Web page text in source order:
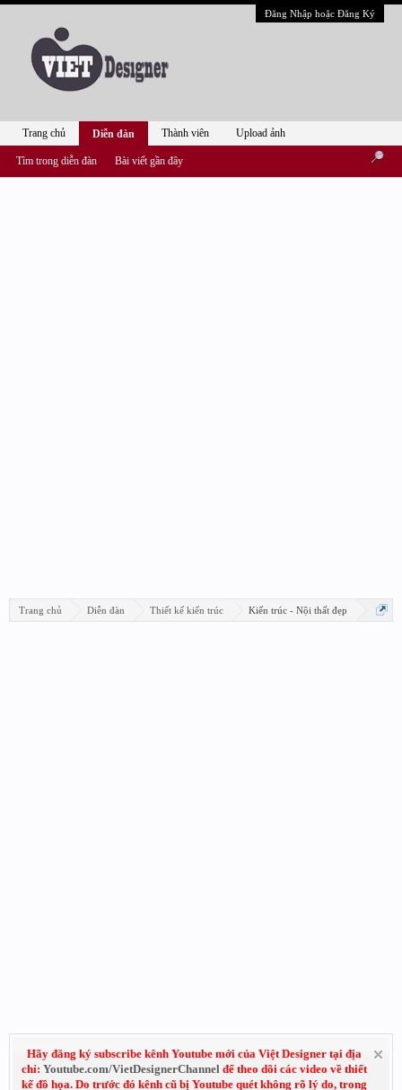
Đăng Nhập hoặc Đăng Ký
Trang chủ Diễn đàn Thiết kế kiến trúc Kiến trúc - Nội thất đẹp
Hãy đăng ký subscribe kênh Youtube mới của Việt Designer tại địa
chỉ: Youtube.com/VietDesignerChannel để theo dõi các video về thiết
kế đồ họa. Do trước đó kênh cũ bị Youtube quét không rõ lý do, trong
Trang chủ Diễn đàn
Tìm trong diễn đàn Bài viết gần đây
Thành viên Upload ảnh